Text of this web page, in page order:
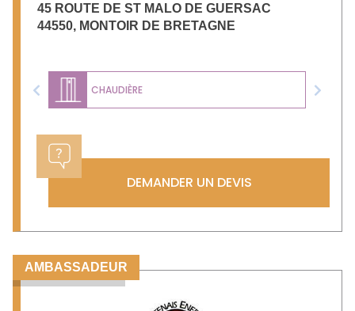
45 ROUTE DE ST MALO DE GUERSAC
44550, MONTOIR DE BRETAGNE
CHAUDIÈRE
Previous Next
DEMANDER UN DEVIS
AMBASSADEUR